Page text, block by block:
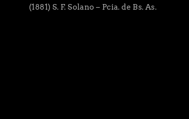
(1881) S. F. Solano – Pcia. de Bs. As.